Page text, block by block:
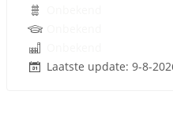
Laatste update: 9-8-